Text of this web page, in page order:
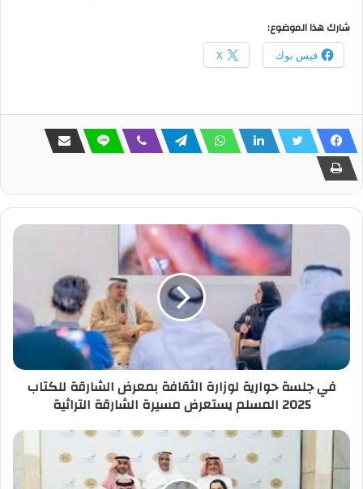
شارك هذا الموضوع:
فيس بوك X
في جلسة حوارية لوزارة الثقافة بمعرض الشارقة للكتاب
2025 المسلم يستعرض مسيرة الشارقة التراثية